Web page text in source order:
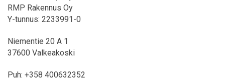
RMP Rakennus Oy
Y-tunnus: 2233991-0
Niementie 20 A 1
37600 Valkeakoski
Puh: +358 400632352